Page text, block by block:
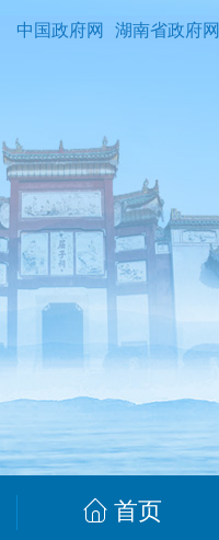
中国政府网 湖南省政府网
首页